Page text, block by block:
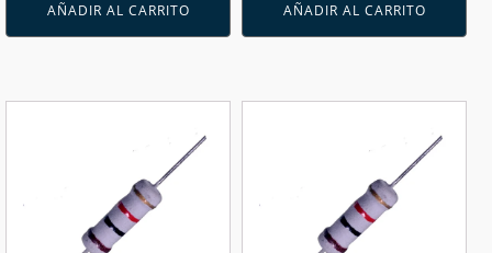
AÑADIR AL CARRITO AÑADIR AL CARRITO